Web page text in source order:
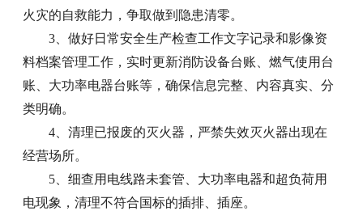
火灾的自救能力，争取做到隐患清零。
3、做好日常安全生产检查工作文字记录和影像资
料档案管理工作，实时更新消防设备台账、燃气使用台
账、大功率电器台账等，确保信息完整、内容真实、分
类明确。
4、清理已报废的灭火器，严禁失效灭火器出现在
经营场所。
5、细查用电线路未套管、大功率电器和超负荷用
电现象，清理不符合国标的插排、插座。